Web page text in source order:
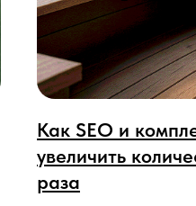
Как SЕО и
увеличить
раза